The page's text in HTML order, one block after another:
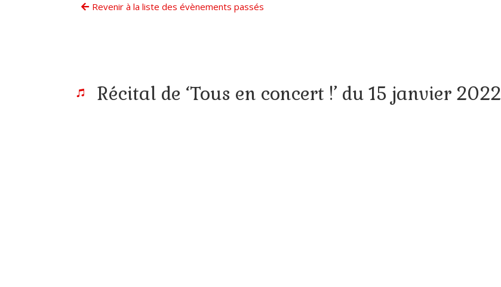
Revenir à la liste des évènements passés
Récital de ‘Tous en concert !’ du 15 janvier 2022